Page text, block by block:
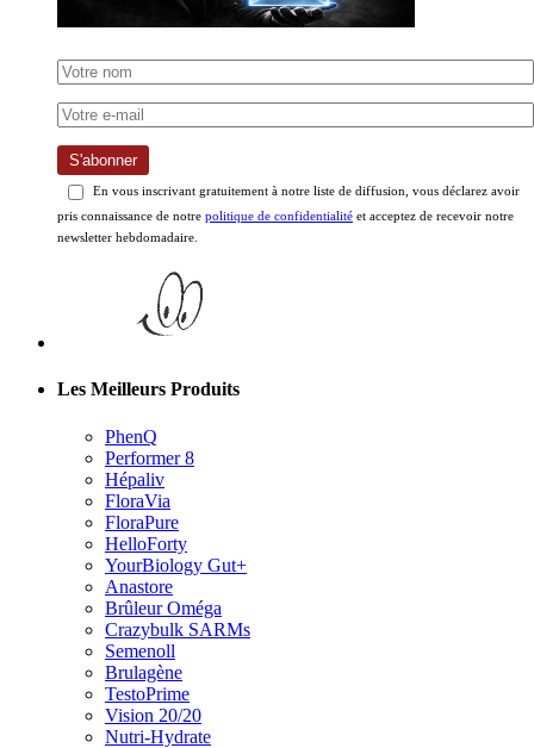
S'abonner
En vous inscrivant gratuitement à notre liste de diffusion, vous déclarez avoir
pris connaissance de notre politique de confidentialité et acceptez de recevoir notre
newsletter hebdomadaire.
Les Meilleurs Produits
PhenQ
Performer 8
Hépaliv
FloraVia
FloraPure
HelloForty
YourBiology Gut+
Anastore
Brûleur Oméga
Crazybulk SARMs
Semenoll
Brulagène
TestoPrime
Vision 20/20
Nutri-Hydrate